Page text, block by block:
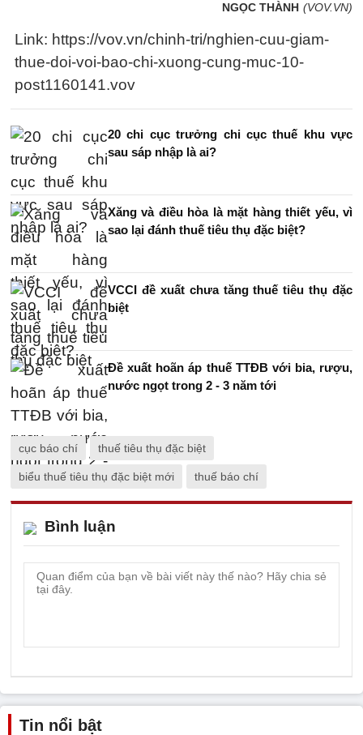
NGỌC THÀNH (VOV.VN)
Link: https://vov.vn/chinh-tri/nghien-cuu-giam-
thue-doi-voi-bao-chi-xuong-cung-muc-10-
post1160141.vov
20 chi cục trưởng chi cục thuế khu vực
sau sáp nhập là ai?
Xăng và điều hòa là mặt hàng thiết yếu, vì
sao lại đánh thuế tiêu thụ đặc biệt?
VCCI đề xuất chưa tăng thuế tiêu thụ đặc
biệt
Đề xuất hoãn áp thuế TTĐB với bia, rượu,
nước ngọt trong 2 - 3 năm tới
cục báo chí thuế tiêu thụ đặc biệt
biểu thuế tiêu thụ đặc biệt mới thuế báo chí
Bình luận
Tin nổi bật